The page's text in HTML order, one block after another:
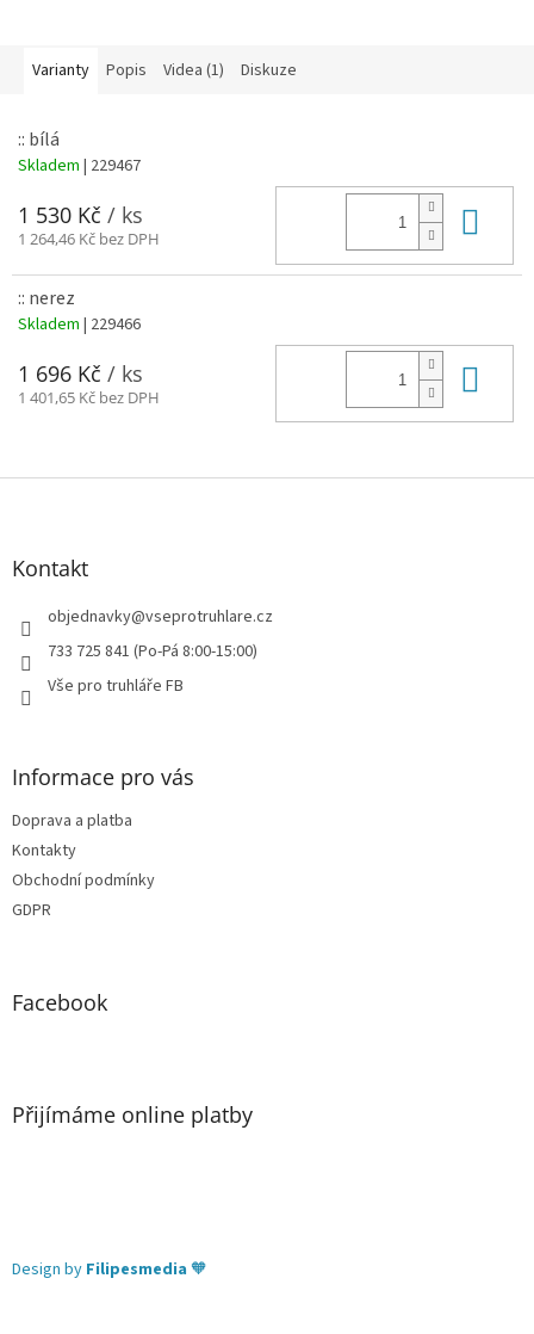
Varianty Popis Videa (1) Diskuze
:: bílá
Skladem | 229467
1 530 Kč / ks
1 264,46 Kč bez DPH
:: nerez
Skladem | 229466
1 696 Kč / ks
1 401,65 Kč bez DPH
Z
Kontakt
objednavky@vseprotruhlare.cz
733 725 841 (Po-Pá 8:00-15:00)
Vše pro truhláře FB
Informace pro vás
Doprava a platba
Kontakty
Obchodní podmínky
GDPR
Facebook
Přijímáme online platby
Design by Filipesmedia 🧡